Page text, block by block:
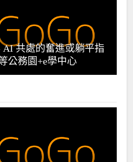
共處的奮進或躺平指
公務園+e學中心